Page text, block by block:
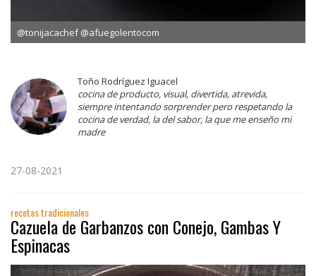
@tonijacachef @afuegolentocom
Toño Rodríguez Iguacel
cocina de producto, visual, divertida, atrevida,
siempre intentando sorprender pero respetando la
cocina de verdad, la del sabor, la que me enseño mi
madre
27-08-2021
recetas tradicionales
Cazuela de Garbanzos con Conejo, Gambas Y
Espinacas